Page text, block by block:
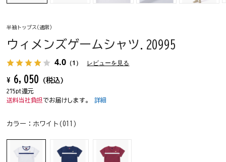
半袖トップス(通常)
ウィメンズゲームシャツ.20995
4.0 （1） レビューを見る
¥ 6,050 (税込)
275pt還元
送料当社負担 でお届けします。詳細
カラー： ホワイト(011)